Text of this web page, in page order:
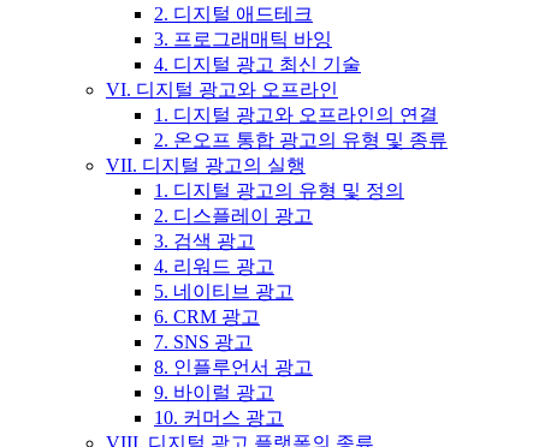
2. 디지털 애드테크
3. 프로그래매틱 바잉
4. 디지털 광고 최신 기술
VI. 디지털 광고와 오프라인
1. 디지털 광고와 오프라인의 연결
2. 온오프 통합 광고의 유형 및 종류
VII. 디지털 광고의 실행
1. 디지털 광고의 유형 및 정의
2. 디스플레이 광고
3. 검색 광고
4. 리워드 광고
5. 네이티브 광고
6. CRM 광고
7. SNS 광고
8. 인플루언서 광고
9. 바이럴 광고
10. 커머스 광고
VIII. 디지털 광고 플랫폼의 종류